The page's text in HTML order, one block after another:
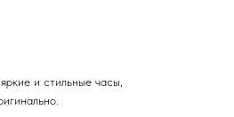
и стильные часы,